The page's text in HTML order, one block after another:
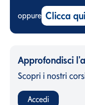
oppure Clicca qui
Approfondisci
Scopri i nostri
Accedi